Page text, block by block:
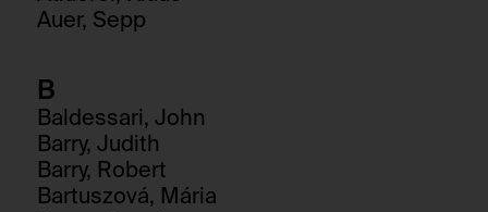
Auer, Sepp
B
Baldessari, John
Barry, Judith
Barry, Robert
Bartuszová, Mária